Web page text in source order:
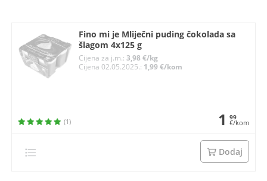
Fino mi je Mliječni puding čokolada sa
šlagom 4x125 g
Cijena za j.m.:3,98 €/kg
Cijena 02.05.2025.: 1,99 €/kom
(1) 1 99
€/kom
Dodaj